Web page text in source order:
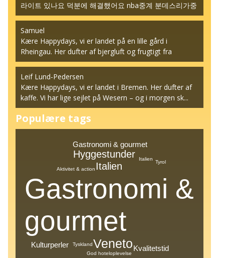
라이트 있나요 덕분에 해결했어요 nba중계 분데스리가중
계...
Samuel
Kære Happydays, vi er landet på en lille gård i
Rheingau. Her dufter af bjergluft og frugtigt fra
vinstok...
Leif Lund-Pedersen
Kære Happydays, vi er landet i Bremen. Her dufter af
kaffe. Vi har lige sejlet på Wesern – og i morgen sk...
Populære tags
Gastronomi &
gourmet
Veneto
Italien
Hyggestunder
Gastronomi & gourmet
Kvalitetstid
Kulturperler
Aktivitet & action
God hoteloplevelse
Tyskland
Italien
Tyrol